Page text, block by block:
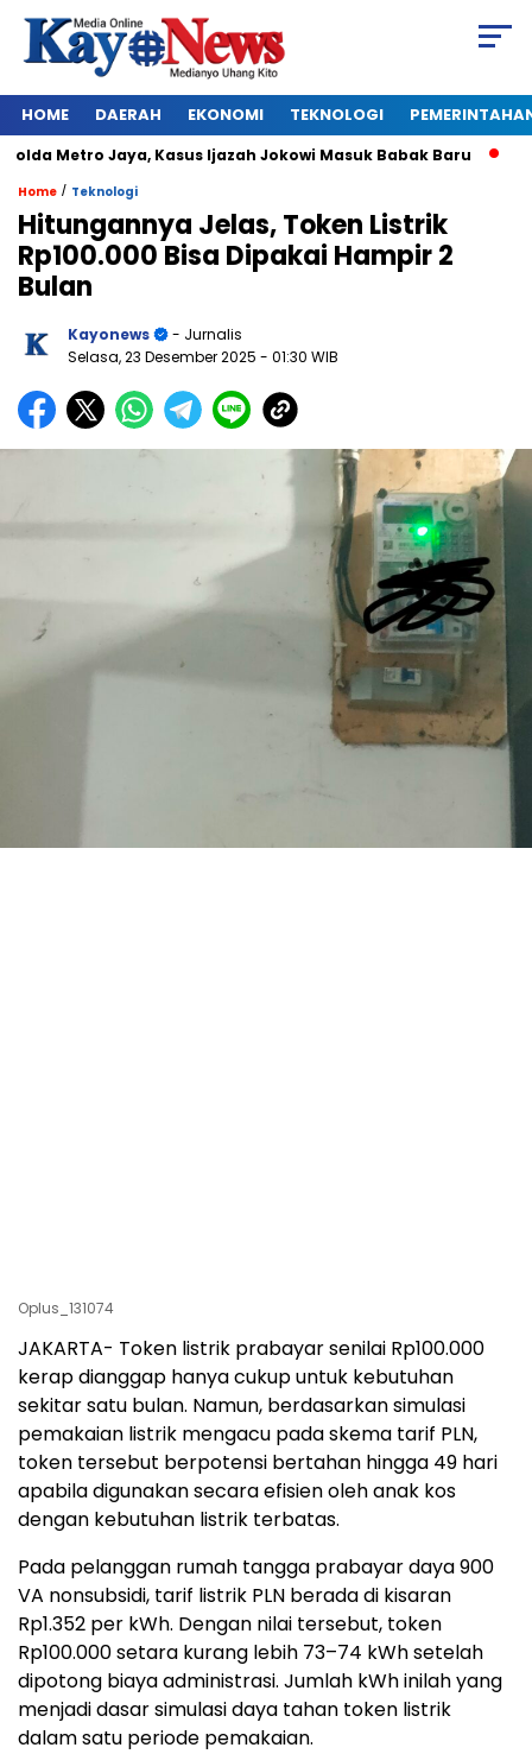
HOME DAERAH EKONOMI TEKNOLOGI
Metro Jaya, Kasus Ijazah Jokowi Masuk Babak Baru
Home / Teknologi
Hitungannya Jelas, Token Listrik
Rp100.000 Bisa Dipakai Hampir 2
Bulan
Kayonews
- Jurnalis
Selasa, 23 Desember 2025 - 01:30 WIB
Oplus_131074
JAKARTA- Token listrik prabayar senilai Rp100.000
kerap dianggap hanya cukup untuk kebutuhan
sekitar satu bulan. Namun, berdasarkan simulasi
pemakaian listrik mengacu pada skema tarif PLN,
token tersebut berpotensi bertahan hingga 49 hari
apabila digunakan secara efisien oleh anak kos
dengan kebutuhan listrik terbatas.
Pada pelanggan rumah tangga prabayar daya 900
VA nonsubsidi, tarif listrik PLN berada di kisaran
Rp1.352 per kWh. Dengan nilai tersebut, token
Rp100.000 setara kurang lebih 73–74 kWh setelah
dipotong biaya administrasi. Jumlah kWh inilah yang
menjadi dasar simulasi daya tahan token listrik
dalam satu periode pemakaian.